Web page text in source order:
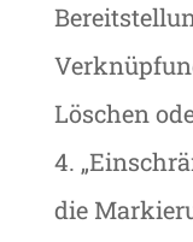
Löschen
4.
die